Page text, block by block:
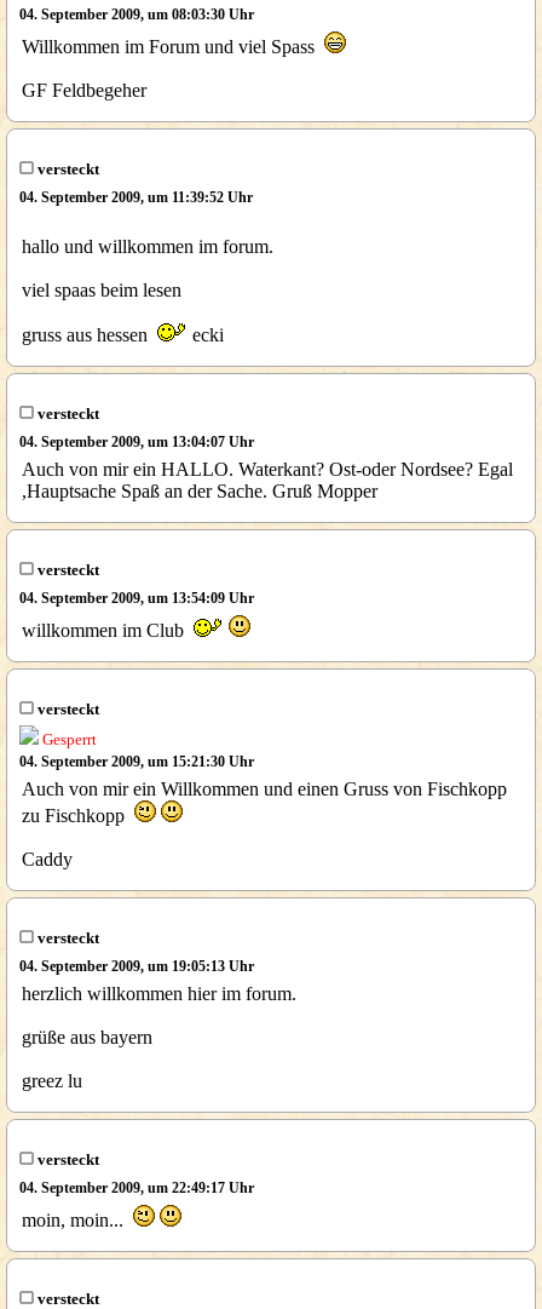
04. September 2009, um 08:03:30 Uhr
Willkommen im Forum und viel Spass
GF Feldbegeher
versteckt
04. September 2009, um 11:39:52 Uhr
hallo und willkommen im forum.
viel spaas beim lesen
gruss aus hessen ecki
versteckt
04. September 2009, um 13:04:07 Uhr
Auch von mir ein HALLO. Waterkant? Ost-oder Nordsee? Egal
,Hauptsache Spaß an der Sache. Gruß Mopper
versteckt
04. September 2009, um 13:54:09 Uhr
willkommen im Club
versteckt
Gesperrt
04. September 2009, um 15:21:30 Uhr
Auch von mir ein Willkommen und einen Gruss von Fischkopp
zu Fischkopp
Caddy
versteckt
04. September 2009, um 19:05:13 Uhr
herzlich willkommen hier im forum.
grüße aus bayern
greez lu
versteckt
04. September 2009, um 22:49:17 Uhr
moin, moin...
versteckt